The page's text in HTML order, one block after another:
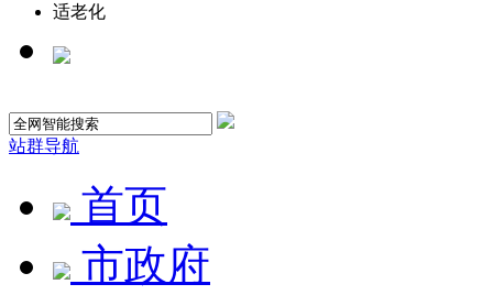
适老化
站群导航
首页
市政府